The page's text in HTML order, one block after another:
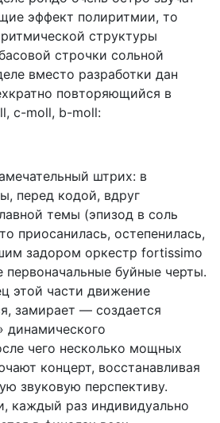
эффект полиритмии, то
структуры
строчки сольной
вместо разработки дан
повторяющийся в
c-moll, b-moll:
штрих: в
перед кодой, вдруг
темы (эпизод в соль
приосанилась, остепенилась,
задором оркестр fortissimo
первоначальные буйные черты.
этой части движение
замирает — создается
динамического
чего несколько мощных
концерт, восстанавливая
звуковую перспективу.
каждый раз индивидуально